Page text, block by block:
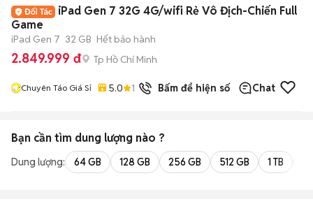
iPad Gen 7 32G 4G/wifi Rẻ Vô Địch-Chiến Full
Game
iPad Gen 7 32 GB Hết bảo hành
2.849.999 đ Tp Hồ Chí Minh
Chuyên Táo Giá Sỉ 5.0 13đã bánBấm để hiện số Chat
Bạn cần tìm dung lượng nào ?
Dung lượng: 64 GB 128 GB 256 GB 512 GB 1 TB